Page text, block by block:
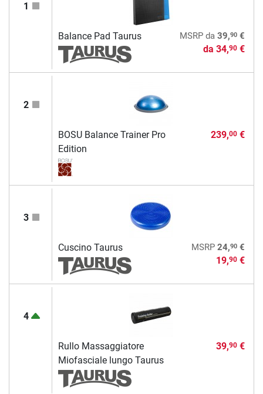
1
Balance Pad Taurus MSRPda 39,90€
da 34,90€
2
BOSU Balance Trainer Pro
Edition
239,00€
3
Cuscino Taurus MSRP 24,90€
19,90€
4
Rullo Massaggiatore
Miofasciale lungo Taurus
39,90€